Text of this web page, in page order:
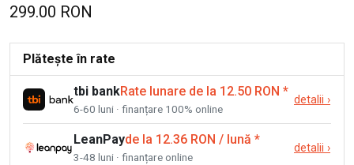
299.00 RON
Plătește în rate
tbi bankRate lunare de la 12.50 RON *
6-60 luni · finanțare 100% online
detalii ›
LeanPayde la 12.36 RON / lună *
3-48 luni · finanțare online
detalii ›